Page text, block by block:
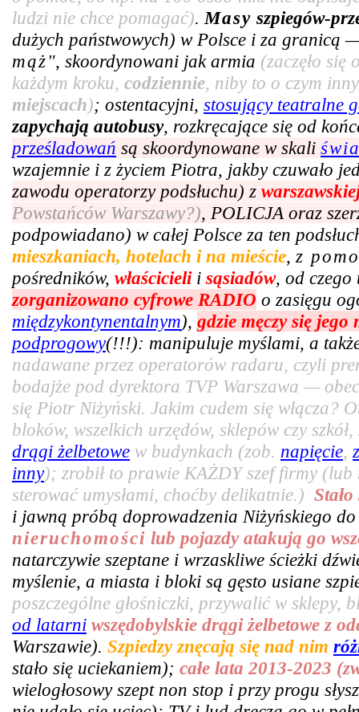
ludzi nie chce pomagać). Masy szpiegów-
dużych państwowych) w Polsce i za granicą
mąż", skoordynowani jak armia (zaczęło się
każdym kroku, codziennie, niby to o czym
miejscach); ostentacyjni, stosujący teatralne
zapychają autobusy, rozkręcające się od
prześladowań są skoordynowane w skali
wzajemnie i z życiem Piotra, jakby czuwało
zawodu operatorzy podsłuchu) z
Powstańców Warszawy?), POLICJA oraz
podpowiadano) w całej Polsce za ten
mieszkaniach, hotelach i na mieście, z
pośredników, właścicielii sąsiadów, od czego
zorganizowano cyfrowe RADIO o zasięgu
międzykontynentalnym), gdzie męczy się
podprogowy(!!!): manipuluje myślami, a
nadawane przez operatorów radaru, czyli
bodajże pod dyrektora TVP Warszawa —
się Piotr Niżyński. Jakim cudem się włącza?
bloków, wszelkich urzędów, sklepów czy
drągi żelbetowe w budynkach (zob. napięcie,
inny); zrobił to prawie KAŻDY szef firmy
sterować umysłami, choćby delikatnie.)
i jawną próbą doprowadzenia Niżyńskiego
nieruchomości lub pojazdy atakują go
natarczywie szeptane i wrzaskliwe ścieżki
myślenie, a miasta i bloki są gęsto usiane
poszczególne głośniczki, przywalić w sklepy,
od latarni wszędobylskie drągi żelbetowe z
Warszawie). Szpiedzy znęcają się nad nim
stało się uciekaniem); całe lata 2013-2023
wielogłosowy szept non stop i przy progu